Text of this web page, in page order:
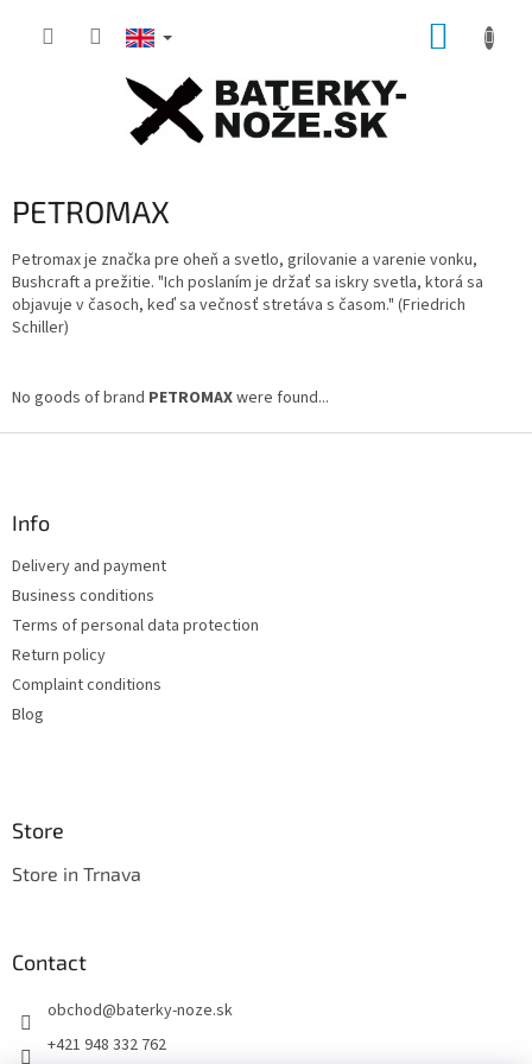
PETROMAX
Petromax je značka pre oheň a svetlo, grilovanie a varenie vonku,
Bushcraft a prežitie. "Ich poslaním je držať sa iskry svetla, ktorá sa
objavuje v časoch, keď sa večnosť stretáva s časom." (Friedrich
Schiller)
No goods of brand PETROMAXwere found...
Info
Delivery and payment
Business conditions
Terms of personal data protection
Return policy
Complaint conditions
Blog
Store
Store in Trnava
Contact
obchod@baterky-noze.sk
+421 948 332 762